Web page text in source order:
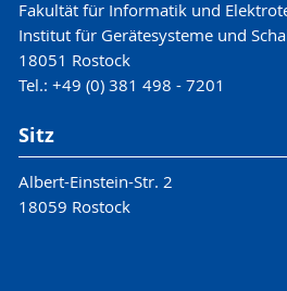
Fakultät für Informatik und
Institut für Gerätesysteme und
18051 Rostock
Tel.: +49 (0) 381 498 - 7201
Sitz
Albert-Einstein-Str. 2
18059 Rostock